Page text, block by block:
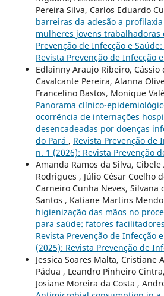
Pereira Silva, Carlos Eduardo
barreiras da adesão a
mulheres jovens trabalhadoras
Prevenção de Infecção e
Revista Prevenção de Infecção
Edlainny Araujo Ribeiro, Cássio
Cavalcante Pereira, Alanna
Francelino Bastos, Monique
Panorama clínico-
ocorrência de internações
desencadeadas por doenças
do Pará , Revista Prevenção de
n. 1 (2026): Revista Prevenção
Amanda Ramos da Silva,
Rodrigues , Júlio César Coelho
Carneiro Cunha Neves, Silvana
Santos , Katiane Martins
higienização das mãos no
para saúde: fatores
Revista Prevenção de Infecção
(2025): Revista Prevenção de
Jessica Soares Malta, Cristiane
Pádua , Leandro Pinheiro
Josiane Moreira da Costa ,